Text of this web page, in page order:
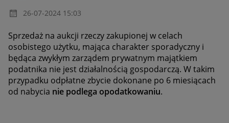
‎26-07-2024 15:03
Sprzedaż na aukcji rzeczy zakupionej w celach
osobistego użytku, mająca charakter sporadyczny i
będąca zwykłym zarządem prywatnym majątkiem
podatnika nie jest działalnością gospodarczą. W takim
przypadku odpłatne zbycie dokonane po 6 miesiącach
od nabycia nie podlega opodatkowaniu.